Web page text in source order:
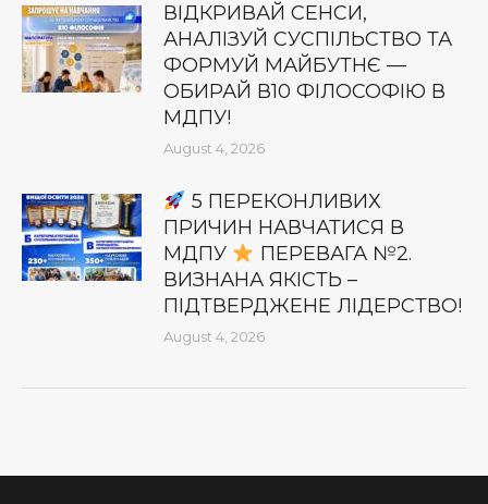
ВІДКРИВАЙ СЕНСИ,
АНАЛІЗУЙ СУСПІЛЬСТВО ТА
ФОРМУЙ МАЙБУТНЄ —
ОБИРАЙ В10 ФІЛОСОФІЮ В
МДПУ!
August 4, 2026
5 ПЕРЕКОНЛИВИХ
ПРИЧИН НАВЧАТИСЯ В
МДПУ
ПЕРЕВАГА №2.
ВИЗНАНА ЯКІСТЬ –
ПІДТВЕРДЖЕНЕ ЛІДЕРСТВО!
August 4, 2026